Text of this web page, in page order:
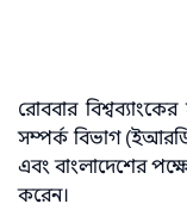
রোববার
সম্পর্ক বিভাগ (ইআরডি)।
এবং বাংলাদেশের
করেন।